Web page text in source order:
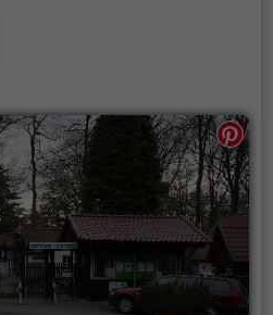
Tiere strahlen eine
und werden daher auch